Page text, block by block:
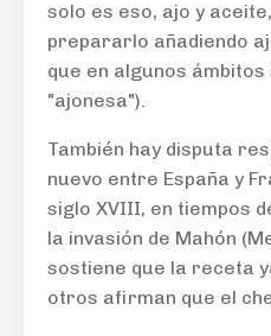
solo es eso, ajo y
prepararlo añadiendo
que en algunos ámbitos
"ajonesa").
También hay disputa
nuevo entre España y
siglo XVIII, en tiempos
la invasión de Mahón
sostiene que la receta
otros afirman que el